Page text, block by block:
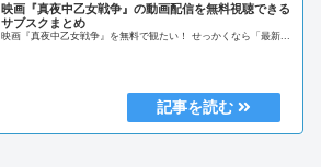
映画『真夜中乙女戦争』の動画配信を無料視聴できる
サブスクまとめ
映画『真夜中乙女戦争』を無料で観たい！ せっかくなら「最新...